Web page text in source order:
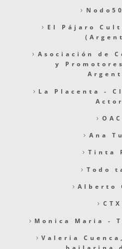
El Pájaro
Asociación de
y
La Placenta -
Ana
Tinta
Todo
Alberto
Monica Maria -
Valeria